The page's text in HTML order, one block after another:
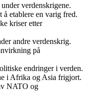
verdenskrigene.
etablere en varig fred.
kriser etter
andre verdenskrig.
på
endringer i verden.
i Afrika og Asia frigjort.
NATO og